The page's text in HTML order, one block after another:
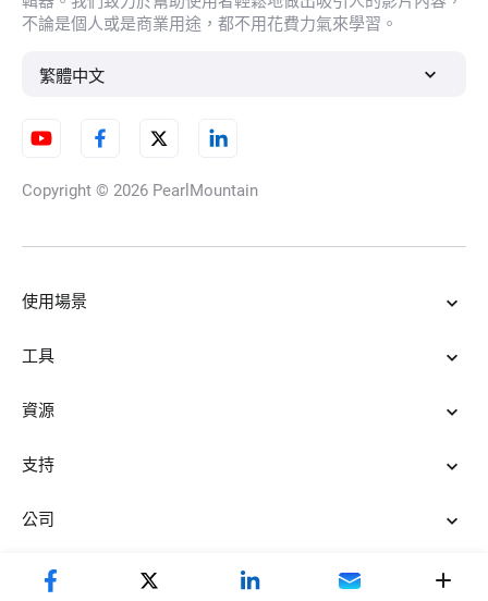
不論是個人或是商業用途，都不用花費力氣來學習。
繁體中文
Copyright © 2026 PearlMountain
使用場景
工具
資源
支持
公司